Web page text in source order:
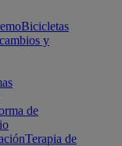
Bicicletas
y
de
Terapia de